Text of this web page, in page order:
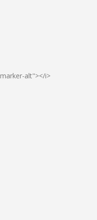
alt"></i>